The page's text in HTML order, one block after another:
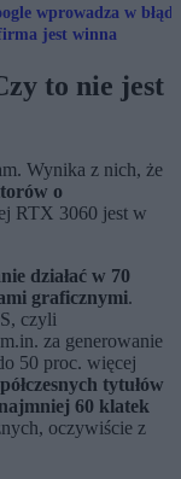
wprowadza w błąd?
jest winna
to nie jest
Wynika z nich, że
o
RTX 3060 jest w
działać w 70
graficznymi.
czyli
za generowanie
50 proc. więcej
tytułów
60 klatek
oczywiście z